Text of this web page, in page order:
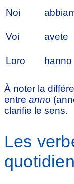
Noi
Voi
avete
Loro
hanno
À noter la
entre anno
clarifie le sens.
Les
quotidien